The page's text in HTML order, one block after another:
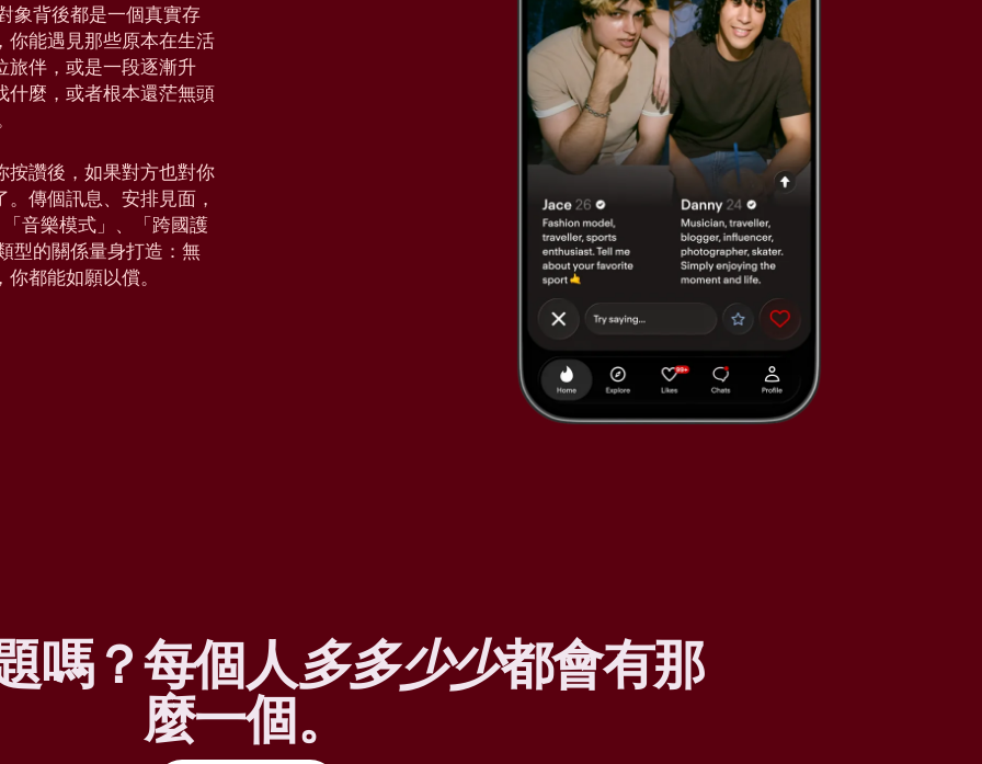
象背後都是一個真實存
你能遇見那些原本在生活
旅伴，或是一段逐漸升
什麼，或者根本還茫無頭
按讚後，如果對方也對你
傳個訊息、安排見面，
音樂模式」、「跨國護
型的關係量身打造：無
都能如願以償。
嗎？每個人多多少少都會有那
麼一個。